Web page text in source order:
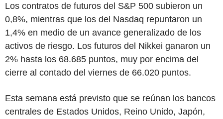
Los contratos de futuros del S&P 500 subieron un
0,8%, mientras que los del Nasdaq repuntaron un
1,4% en medio de un avance generalizado de los
activos de riesgo. Los futuros del Nikkei ganaron un
2% hasta los 68.685 puntos, muy por encima del
cierre al contado del viernes de 66.020 puntos.
Esta semana está previsto que se reúnan los bancos
centrales de Estados Unidos, Reino Unido, Japón,